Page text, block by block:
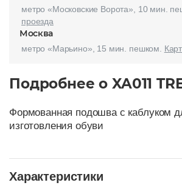
метро «Московские Ворота», 10 мин.
проезда
Москва
метро «Марьино», 15 мин. пешком.
Подробнее о XA011
Формованная подошва с каблуком
изготовления обуви
Характеристики